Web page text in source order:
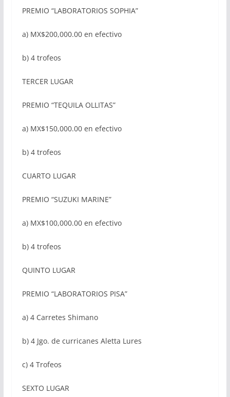
PREMIO “LABORATORIOS SOPHIA”
a) MX$200,000.00 en efectivo
b) 4 trofeos
TERCER LUGAR
PREMIO “TEQUILA OLLITAS”
a) MX$150,000.00 en efectivo
b) 4 trofeos
CUARTO LUGAR
PREMIO “SUZUKI MARINE”
a) MX$100,000.00 en efectivo
b) 4 trofeos
QUINTO LUGAR
PREMIO “LABORATORIOS PISA”
a) 4 Carretes Shimano
b) 4 Jgo. de curricanes Aletta Lures
c) 4 Trofeos
SEXTO LUGAR